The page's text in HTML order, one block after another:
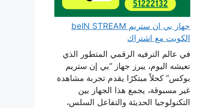
جهاز بي ان ستريم beIN STREAM
الكويت مع اشتراك
في عالم الترفيه الرقمي المتطور الذي
تعيشه اليوم، يبرز جهاز “بي إن ستريم
بوكس” كحلاً مبتكرًا يقدم تجربة مشاهدة
غير مسبوقة، يجمع هذا الجهاز بين
التكنولوجيا الحديثة والتفاعل السلس،